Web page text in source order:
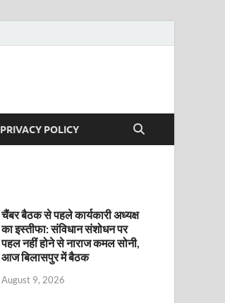
PRIVACY POLICY
चैंबर बैठक से पहले कार्यकारी अध्यक्ष
का इस्तीफा: संविधान संशोधन पर
पहल नहीं होने से नाराज कमल सोनी,
आज बिलासपुर में बैठक
August 9, 2026